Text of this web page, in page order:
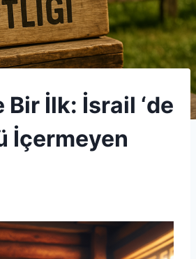
İlk: İsrail ‘de
İçermeyen